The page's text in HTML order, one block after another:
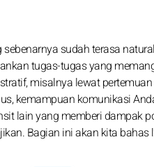
sudah terasa
tugas-tugas yang
misalnya lewat
kemampuan komunikasi
lain yang memberi dampak
Bagian ini akan kita